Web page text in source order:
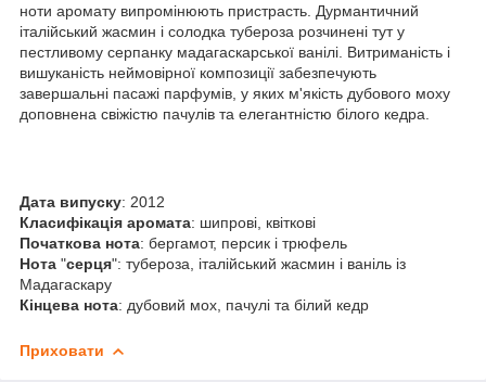
ноти аромату випромінюють пристрасть. Дурмантичний
італійський жасмин і солодка тубероза розчинені тут у
пестливому серпанку мадагаскарської ванілі. Витриманість і
вишуканість неймовірної композиції забезпечують
завершальні пасажі парфумів, у яких м'якість дубового моху
доповнена свіжістю пачулів та елегантністю білого кедра.
Дата випуску: 2012
Класифікація аромата: шипрові, квіткові
Початкова нота: бергамот, персик і трюфель
Нота "серця": тубероза, італійський жасмин і ваніль із
Мадагаскару
Кінцева нота: дубовий мох, пачулі та білий кедр
Приховати